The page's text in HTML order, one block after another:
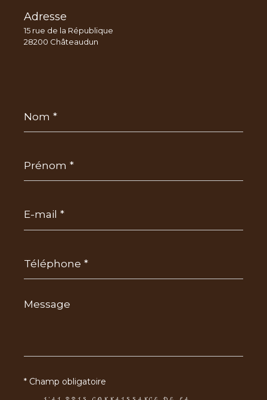
Adresse
15 rue de la République
28200 Châteaudun
*
*
mail
*
Message
*
* Champ obligatoire